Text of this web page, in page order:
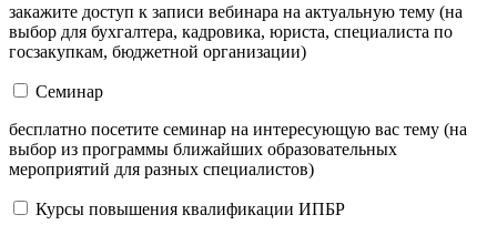
закажите доступ к записи вебинара на актуальную тему (на
выбор для бухгалтера, кадровика, юриста, специалиста по
госзакупкам, бюджетной организации)
Семинар
бесплатно посетите семинар на интересующую вас тему (на
выбор из программы ближайших образовательных
мероприятий для разных специалистов)
Курсы повышения квалификации ИПБР